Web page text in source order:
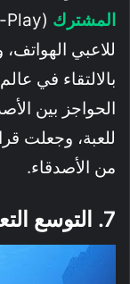
المشترك
للاعبي
بالالتقاء في
الحواجز بين
للعبة، وجعلت
من الأصدقاء.
7. التوسع التعليمي والتجاري الممنهج